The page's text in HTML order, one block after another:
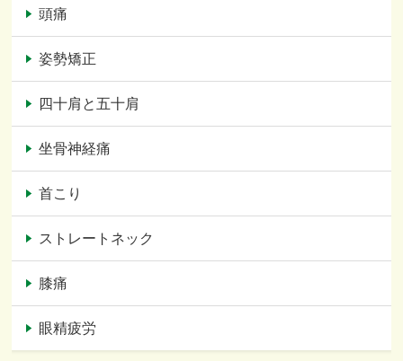
頭痛
姿勢矯正
四十肩と五十肩
坐骨神経痛
首こり
ストレートネック
膝痛
眼精疲労